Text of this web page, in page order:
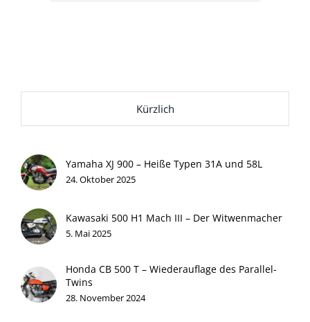
Kürzlich
Yamaha XJ 900 – Heiße Typen 31A und 58L
24. Oktober 2025
Kawasaki 500 H1 Mach III – Der Witwenmacher
5. Mai 2025
Honda CB 500 T – Wiederauflage des Parallel-
Twins
28. November 2024